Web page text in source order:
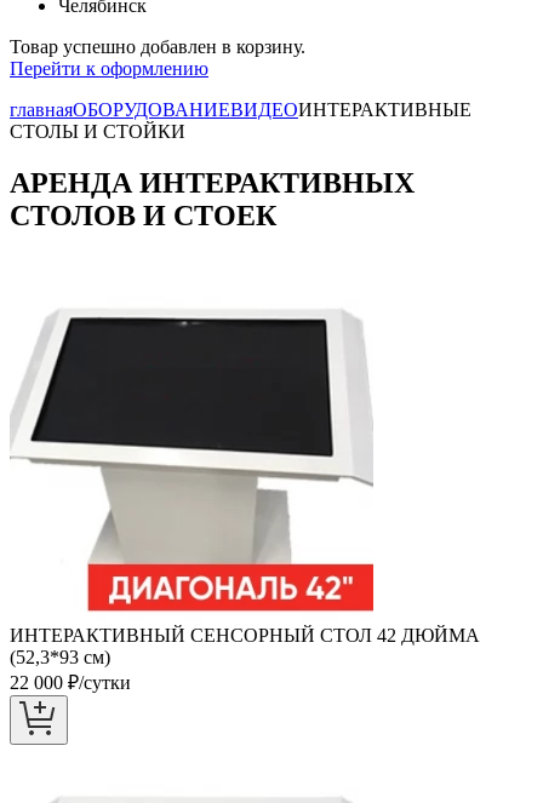
Челябинск
Товар успешно добавлен в корзину.
Перейти к оформлению
главнаяОБОРУДОВАНИЕВИДЕОИНТЕРАКТИВНЫЕ
СТОЛЫ И СТОЙКИ
АРЕНДА ИНТЕРАКТИВНЫХ
СТОЛОВ И СТОЕК
ИНТЕРАКТИВНЫЙ СЕНСОРНЫЙ СТОЛ 42 ДЮЙМА
(52,3*93 см)
22 000 ₽/сутки